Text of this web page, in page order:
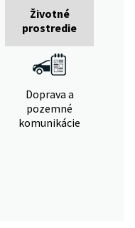
Životné
prostredie
Doprava a
pozemné
komunikácie